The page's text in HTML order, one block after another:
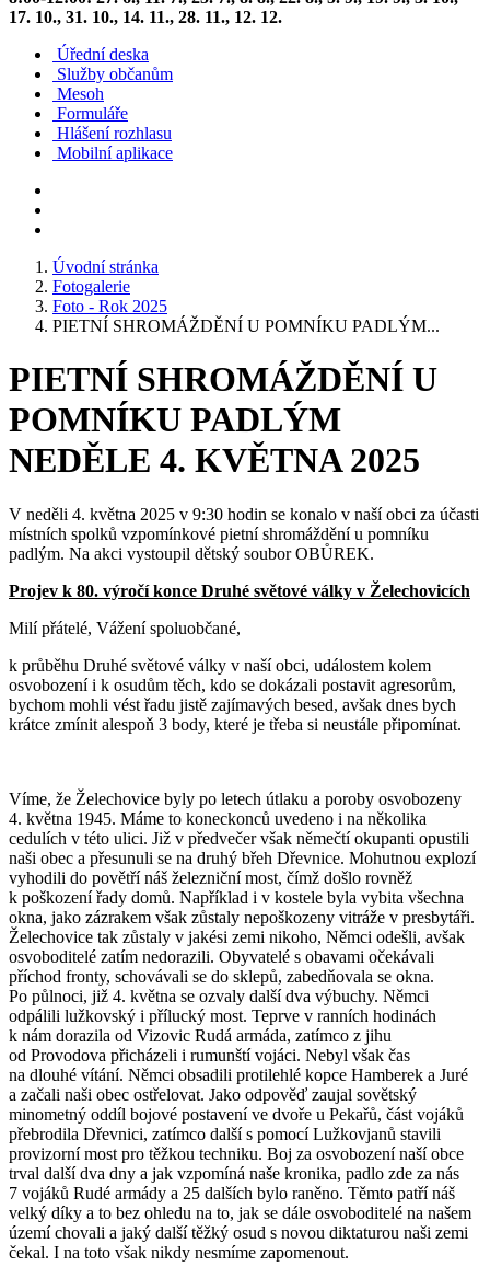
17. 10., 31. 10., 14. 11., 28. 11., 12. 12.
Úřední deska
Služby občanům
Mesoh
Formuláře
Hlášení rozhlasu
Mobilní aplikace
Úvodní stránka
Fotogalerie
Foto - Rok 2025
PIETNÍ SHROMÁŽDĚNÍ U POMNÍKU PADLÝM...
PIETNÍ SHROMÁŽDĚNÍ U
POMNÍKU PADLÝM
NEDĚLE 4. KVĚTNA 2025
V neděli 4. května 2025 v 9:30 hodin se konalo v naší obci za účasti
místních spolků vzpomínkové pietní shromáždění u pomníku
padlým. Na akci vystoupil dětský soubor OBŮREK.
Projev k 80. výročí konce Druhé světové války v Želechovicích
Milí přátelé, Vážení spoluobčané,
k průběhu Druhé světové války v naší obci, událostem kolem
osvobození i k osudům těch, kdo se dokázali postavit agresorům,
bychom mohli vést řadu jistě zajímavých besed, avšak dnes bych
krátce zmínit alespoň 3 body, které je třeba si neustále připomínat.
Víme, že Želechovice byly po letech útlaku a poroby osvobozeny
4. května 1945. Máme to koneckonců uvedeno i na několika
cedulích v této ulici. Již v předvečer však němečtí okupanti opustili
naši obec a přesunuli se na druhý břeh Dřevnice. Mohutnou explozí
vyhodili do povětří náš železniční most, čímž došlo rovněž
k poškození řady domů. Například i v kostele byla vybita všechna
okna, jako zázrakem však zůstaly nepoškozeny vitráže v presbytáři.
Želechovice tak zůstaly v jakési zemi nikoho, Němci odešli, avšak
osvoboditelé zatím nedorazili. Obyvatelé s obavami očekávali
příchod fronty, schovávali se do sklepů, zabedňovala se okna.
Po půlnoci, již 4. května se ozvaly další dva výbuchy. Němci
odpálili lužkovský i přílucký most. Teprve v ranních hodinách
k nám dorazila od Vizovic Rudá armáda, zatímco z jihu
od Provodova přicházeli i rumunští vojáci. Nebyl však čas
na dlouhé vítání. Němci obsadili protilehlé kopce Hamberek a Juré
a začali naši obec ostřelovat. Jako odpověď zaujal sovětský
minometný oddíl bojové postavení ve dvoře u Pekařů, část vojáků
přebrodila Dřevnici, zatímco další s pomocí Lužkovjanů stavili
provizorní most pro těžkou techniku. Boj za osvobození naší obce
trval další dva dny a jak vzpomíná naše kronika, padlo zde za nás
7 vojáků Rudé armády a 25 dalších bylo raněno. Těmto patří náš
velký díky a to bez ohledu na to, jak se dále osvoboditelé na našem
území chovali a jaký další těžký osud s novou diktaturou naši zemi
čekal. I na toto však nikdy nesmíme zapomenout.